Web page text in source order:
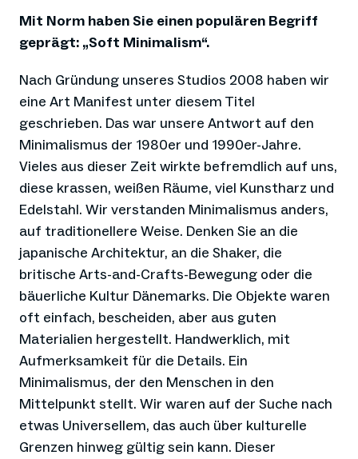
Mit Norm haben Sie einen populären Begriff
geprägt: „Soft Minimalism“.
Nach Gründung unseres Studios 2008 haben wir
eine Art Manifest unter diesem Titel
geschrieben. Das war unsere Antwort auf den
Minimalismus der 1980er und 1990er-Jahre.
Vieles aus dieser Zeit wirkte befremdlich auf uns,
diese krassen, weißen Räume, viel Kunstharz und
Edelstahl. Wir verstanden Minimalismus anders,
auf traditionellere Weise. Denken Sie an die
japanische Architektur, an die Shaker, die
britische Arts-and-Crafts-Bewegung oder die
bäuerliche Kultur Dänemarks. Die Objekte waren
oft einfach, bescheiden, aber aus guten
Materialien hergestellt. Handwerklich, mit
Aufmerksamkeit für die Details. Ein
Minimalismus, der den Menschen in den
Mittelpunkt stellt. Wir waren auf der Suche nach
etwas Universellem, das auch über kulturelle
Grenzen hinweg gültig sein kann. Dieser